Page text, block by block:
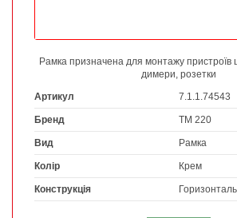
Рамка призначена для монтажу пристроїв
димери, розетки
Артикул
7.1.1.74543
Бренд ТМ 220
Вид Рамка
Колір Крем
Конструкція